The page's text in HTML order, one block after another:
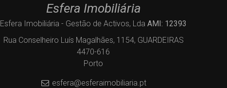
Esfera Imobiliária
Esfera Imobiliária - Gestão de Activos, Lda AMI: 12393
Rua Conselheiro Luís Magalhães, 1154, GUARDEIRAS
4470-616
Porto
esfera@esferaimobiliaria.pt